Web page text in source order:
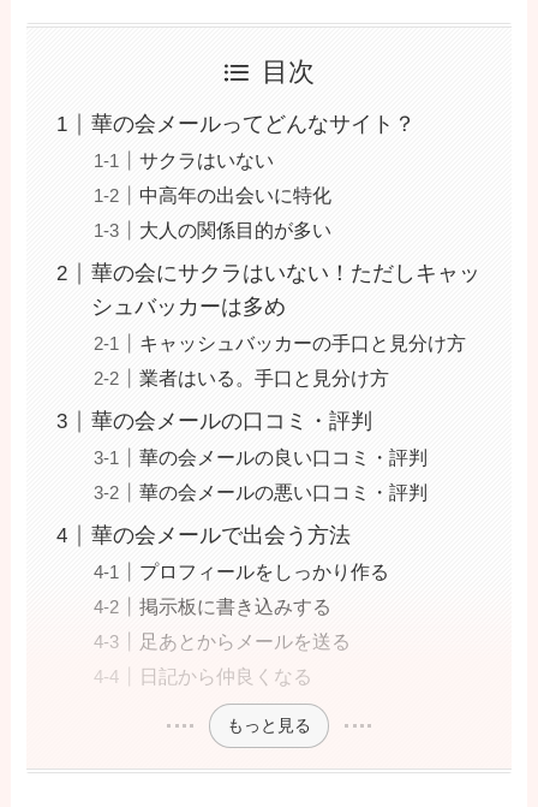
目次
華の会メールってどんなサイト？
サクラはいない
中高年の出会いに特化
大人の関係目的が多い
華の会にサクラはいない！ただしキャッ
シュバッカーは多め
キャッシュバッカーの手口と見分け方
業者はいる。手口と見分け方
華の会メールの口コミ・評判
華の会メールの良い口コミ・評判
華の会メールの悪い口コミ・評判
華の会メールで出会う方法
プロフィールをしっかり作る
掲示板に書き込みする
足あとからメールを送る
日記から仲良くなる
もっと見る